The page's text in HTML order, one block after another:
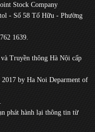
Stock Company
- Số 58 Tố Hữu - Phường
1639.
Truyền thông Hà Nội cấp
by Ha Noi Deparment of
phát hành lại thông tin từ